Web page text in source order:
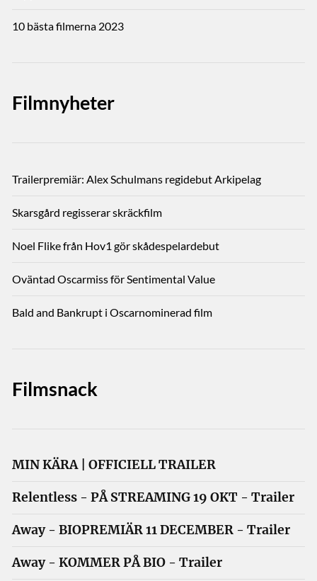
10 bästa filmerna 2023
Filmnyheter
Trailerpremiär: Alex Schulmans regidebut Arkipelag
Skarsgård regisserar skräckfilm
Noel Flike från Hov1 gör skådespelardebut
Oväntad Oscarmiss för Sentimental Value
Bald and Bankrupt i Oscarnominerad film
Filmsnack
MIN KÄRA | OFFICIELL TRAILER
Relentless - PÅ STREAMING 19 OKT - Trailer
Away - BIOPREMIÄR 11 DECEMBER - Trailer
Away - KOMMER PÅ BIO - Trailer